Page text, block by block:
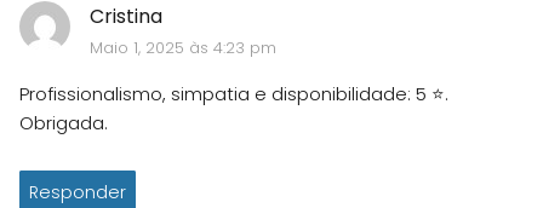
Cristina
Maio 1, 2025 às 4:23 pm
Profissionalismo, simpatia e disponibilidade: 5 ⭐.
Obrigada.
Responder